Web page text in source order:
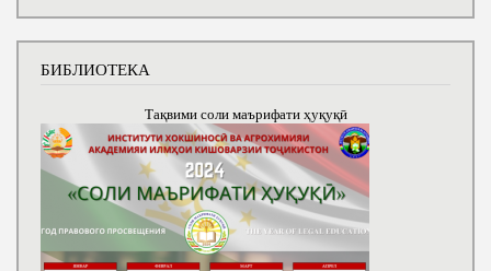
БИБЛИОТЕКА
Тақвими соли маърифати ҳуқуқӣ